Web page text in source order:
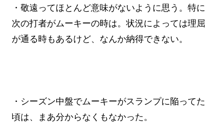
・敬遠ってほとんど意味がないように思う。特に
次の打者がムーキーの時は。状況によっては理屈
が通る時もあるけど、なんか納得できない。
・シーズン中盤でムーキーがスランプに陥ってた
頃は、まあ分からなくもなかった。